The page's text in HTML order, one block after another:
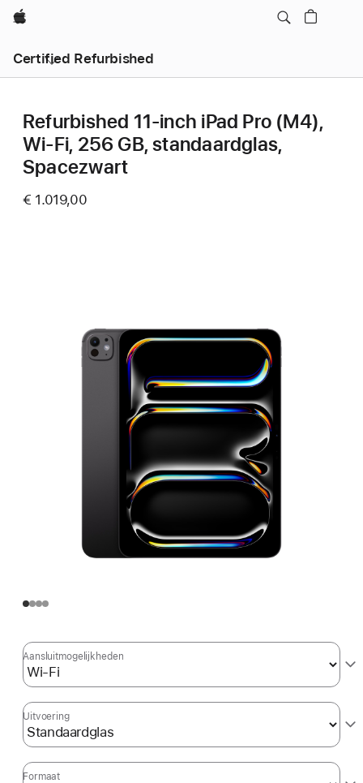
Apple
Certified Refurbished
Refurbished 11‑inch iPad Pro (M4),
Wi-Fi, 256 GB, standaardglas,
Spacezwart
€ 1.019,00
Aansluit­mogelijkheden
Uitvoering
Formaat